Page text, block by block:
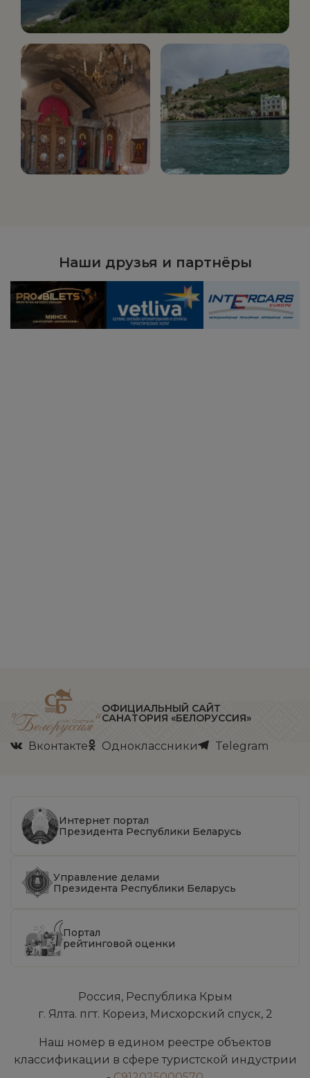
Наши друзья и партнёры
ОФИЦИАЛЬНЫЙ САЙТ
САНАТОРИЯ «БЕЛОРУССИЯ»
Вконтакте Одноклассники Telegram
Интернет портал
Президента Республики Беларусь
Управление делами
Президента Республики Беларусь
Портал
рейтинговой оценки
Россия, Республика Крым
г. Ялта. пгт. Кореиз, Мисхорский спуск, 2
Наш номер в едином реестре объектов
классификации в сфере туристской индустрии